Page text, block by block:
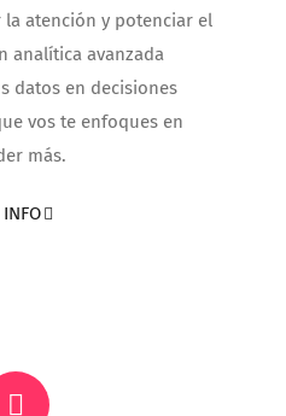
atención y potenciar el
analítica avanzada
datos en decisiones
vos te enfoques en
más.
INFO